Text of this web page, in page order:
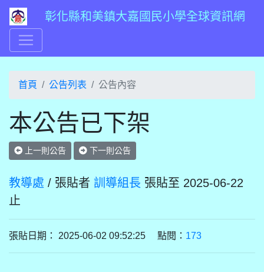
彰化縣和美鎮大嘉國民小學全球資訊網
首頁 公告列表 公告內容
本公告已下架
上一則公告 下一則公告
教導處 / 張貼者 訓導組長 張貼至 2025-06-22
止
張貼日期： 2025-06-02 09:52:25 點閱： 173